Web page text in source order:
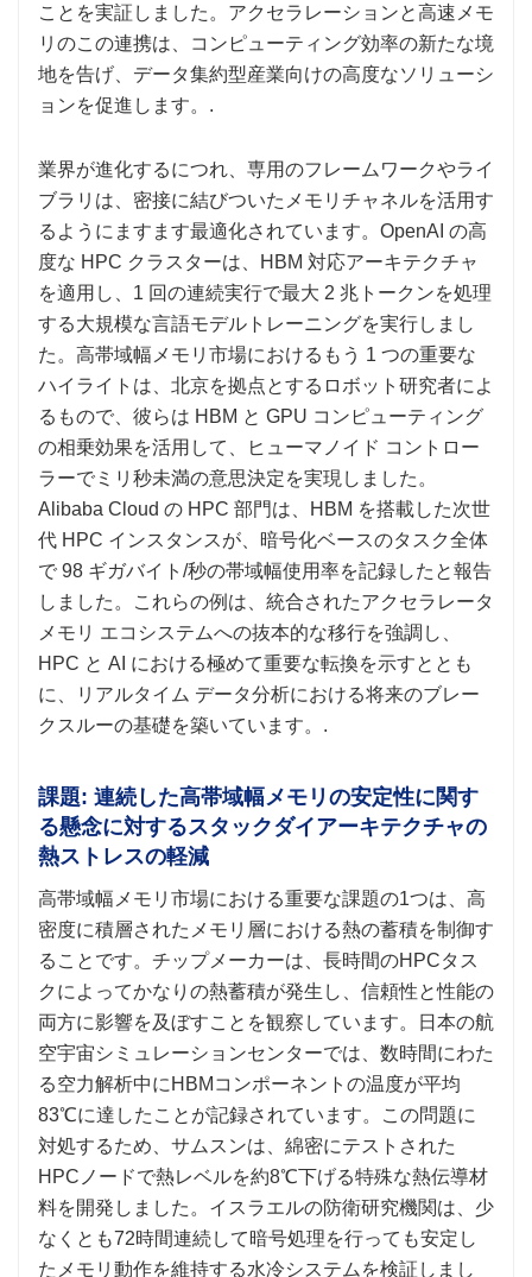
ことを実証しました。アクセラレーションと高速メモ
リのこの連携は、コンピューティング効率の新たな境
地を告げ、データ集約型産業向けの高度なソリューシ
ョンを促進します。.
業界が進化するにつれ、専用のフレームワークやライ
ブラリは、密接に結びついたメモリチャネルを活用す
るようにますます最適化されています。OpenAI の高
度な HPC クラスターは、HBM 対応アーキテクチャ
を適用し、1 回の連続実行で最大 2 兆トークンを処理
する大規模な言語モデルトレーニングを実行しまし
た。高帯域幅メモリ市場におけるもう 1 つの重要な
ハイライトは、北京を拠点とするロボット研究者によ
るもので、彼らは HBM と GPU コンピューティング
の相乗効果を活用して、ヒューマノイド コントロー
ラーでミリ秒未満の意思決定を実現しました。
Alibaba Cloud の HPC 部門は、HBM を搭載した次世
代 HPC インスタンスが、暗号化ベースのタスク全体
で 98 ギガバイト/秒の帯域幅使用率を記録したと報告
しました。これらの例は、統合されたアクセラレータ
メモリ エコシステムへの抜本的な移行を強調し、
HPC と AI における極めて重要な転換を示すととも
に、リアルタイム データ分析における将来のブレー
クスルーの基礎を築いています。.
課題: 連続した高帯域幅メモリの安定性に関す
る懸念に対するスタックダイアーキテクチャの
熱ストレスの軽減
高帯域幅メモリ市場における重要な課題の1つは、高
密度に積層されたメモリ層における熱の蓄積を制御す
ることです。チップメーカーは、長時間のHPCタス
クによってかなりの熱蓄積が発生し、信頼性と性能の
両方に影響を及ぼすことを観察しています。日本の航
空宇宙シミュレーションセンターでは、数時間にわた
る空力解析中にHBMコンポーネントの温度が平均
83℃に達したことが記録されています。この問題に
対処するため、サムスンは、綿密にテストされた
HPCノードで熱レベルを約8℃下げる特殊な熱伝導材
料を開発しました。イスラエルの防衛研究機関は、少
なくとも72時間連続して暗号処理を行っても安定し
たメモリ動作を維持する水冷システムを検証しまし